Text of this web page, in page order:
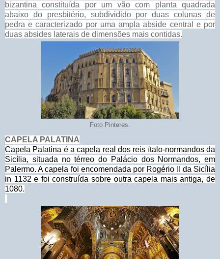
bizantina constituída por um vão com planta quadrada
abaixo do presbitério, subdividido por duas colunas de
pedra e caracterizado por uma ampla abside central e por
duas absides laterais de dimensões mais contidas.
Foto Pinteres.
CAPELA PALATINA
Capela Palatina é a capela real dos reis ítalo-normandos da
Sicília, situada no térreo do Palácio dos Normandos, em
Palermo. A capela foi encomendada por Rogério II da Sicília
in 1132 e foi construída sobre outra capela mais antiga, de
1080.